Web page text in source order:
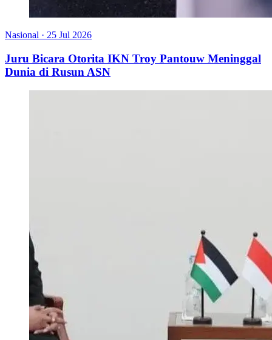
Nasional · 25 Jul 2026
Juru Bicara Otorita IKN Troy Pantouw Meninggal
Dunia di Rusun ASN